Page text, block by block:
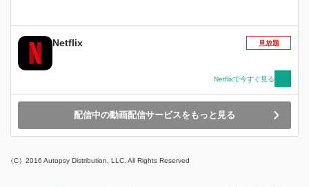
Netflix 見放題
Netflixで今すぐ見る
配信中の動画配信サービスをもっと見る
（C）2016 Autopsy Distribution, LLC. All Rights Reserved